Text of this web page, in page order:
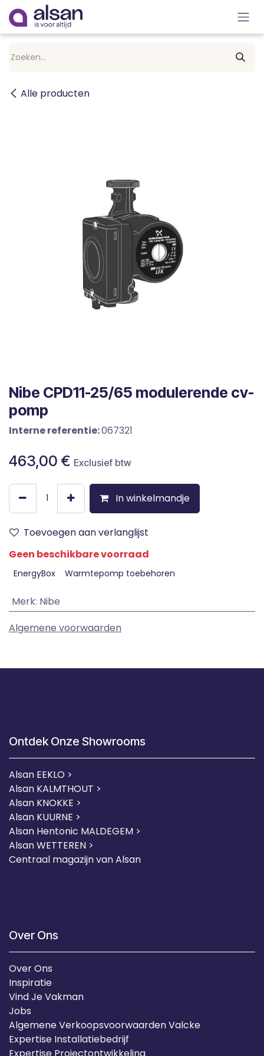
Overslaan naar inhoud
Alle producten
Nibe CPD11-25/65 modulerende cv-
pomp
Interne referentie:067321
463,00 € Exclusief btw
In winkelmandje
Toevoegen aan verlanglijst
Geen beschikbare voorraad
EnergyBox Warmtepomp toebehoren
Merk: Nibe
Algemene voorwaarden
Ontdek Onze Showrooms
Alsan EEKLO >
Alsan KALMTHOUT >
Alsan KNOKKE >
Alsan KUURNE >
Alsan Hentonic MALDEGEM >
Alsan WETTEREN >
Centraal magazijn van Alsan
Over Ons
Over Ons
Inspiratie
Vind Je Vakman
Jobs
Algemene Verkoopsvoorwaarden Valcke
Expertise Installatiebedrijf
Expertise Projectontwikkeling